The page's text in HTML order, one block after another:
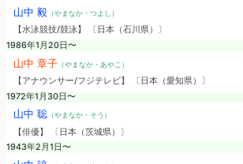
山中 毅（やまなか・つよし）
【水泳競技/競泳】 〔日本（石川県）〕
1986年1月20日〜
山中 章子（やまなか・あやこ）
【アナウンサー/フジテレビ】 〔日本（愛知県）〕
1972年1月30日〜
山中 聡（やまなか・そう）
【俳優】 〔日本（茨城県）〕
1943年2月1日〜